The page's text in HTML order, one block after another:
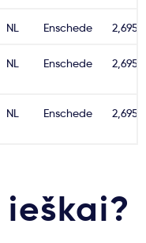
NL Enschede 2,695€
NL Enschede 2,695€
NL Enschede 2,695€